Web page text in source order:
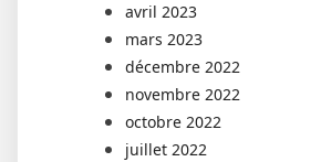
avril 2023
mars 2023
décembre 2022
novembre 2022
octobre 2022
juillet 2022